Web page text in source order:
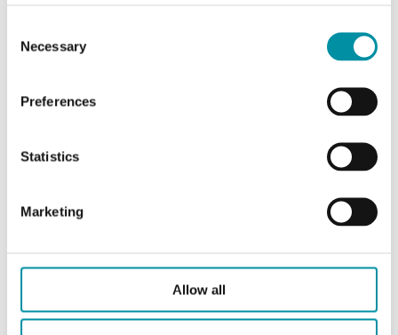
Selection
Necessary
Preferences
Statistics
Marketing
Allow all
Numero di moduli
8.5
EXOline
1
AI
4
4
Numero di I/O
16